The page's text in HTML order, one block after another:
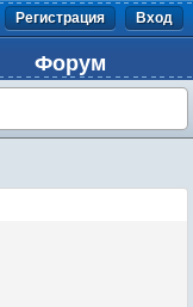
Регистрация Вход
Форум